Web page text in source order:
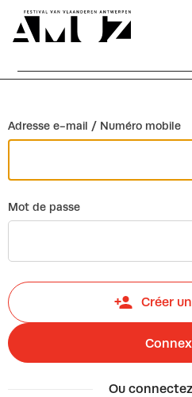
Adresse e-mail / Numéro mobile
Mot de passe
Créer
Ou